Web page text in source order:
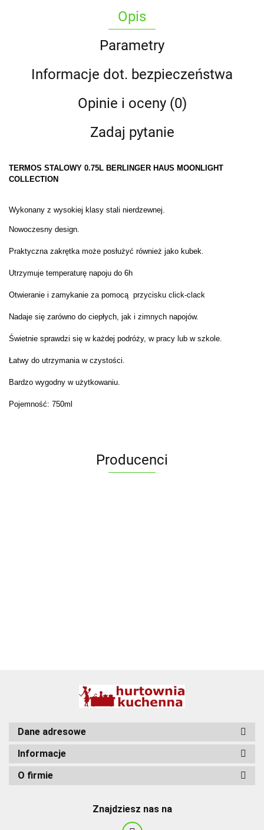
Opis
Parametry
Informacje dot. bezpieczeństwa
Opinie i oceny (0)
Zadaj pytanie
TERMOS STALOWY 0.75L BERLINGER HAUS MOONLIGHT
COLLECTION
Wykonany z wysokiej klasy stali nierdzewnej.
Nowoczesny design.
Praktyczna zakrętka może posłużyć również jako kubek.
Utrzymuje temperaturę napoju do 6h
Otwieranie i zamykanie za pomocą przycisku click-clack
Nadaje się zarówno do ciepłych, jak i zimnych napojów.
Świetnie sprawdzi się w każdej podróży, w pracy lub w szkole.
Łatwy do utrzymania w czystości.
Bardzo wygodny w użytkowaniu.
Pojemność: 750ml
Producenci
Dane adresowe
Informacje
O firmie
Znajdziesz nas na